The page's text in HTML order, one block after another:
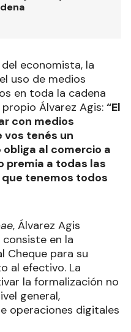
economista, la
uso de medios
en toda la cadena
Álvarez Agis: “El
con medios
vos tenés un
al comercio a
premia a todas las
tenemos todos
, Álvarez Agis
en la
Cheque para su
al efectivo. La
la formalización no
general,
operaciones digitales